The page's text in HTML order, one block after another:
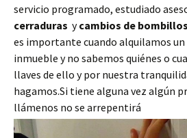
servicio programado, estudiado
cerraduras ycambios de bombillos
es importante cuando alquilamos un
inmueble y no sabemos quiénes o
llaves de ello y por nuestra
hagamos.Si tiene alguna vez algún
llámenos no se arrepentirá